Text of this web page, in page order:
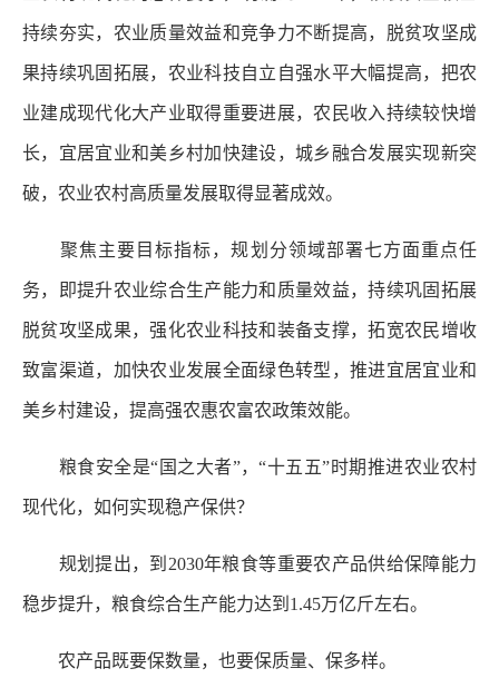
持续夯实，农业质量效益和竞争力不断提高，脱贫攻坚成
果持续巩固拓展，农业科技自立自强水平大幅提高，把农
业建成现代化大产业取得重要进展，农民收入持续较快增
长，宜居宜业和美乡村加快建设，城乡融合发展实现新突
破，农业农村高质量发展取得显著成效。
聚焦主要目标指标，规划分领域部署七方面重点任
务，即提升农业综合生产能力和质量效益，持续巩固拓展
脱贫攻坚成果，强化农业科技和装备支撑，拓宽农民增收
致富渠道，加快农业发展全面绿色转型，推进宜居宜业和
美乡村建设，提高强农惠农富农政策效能。
粮食安全是“国之大者”，“十五五”时期推进农业农村
现代化，如何实现稳产保供？
规划提出，到2030年粮食等重要农产品供给保障能力
稳步提升，粮食综合生产能力达到1.45万亿斤左右。
农产品既要保数量，也要保质量、保多样。